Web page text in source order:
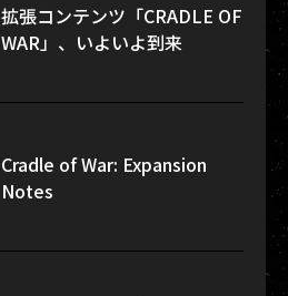
拡張コンテンツ「CRADLE OF
WAR」、いよいよ到来
Cradle of War: Expansion
Notes